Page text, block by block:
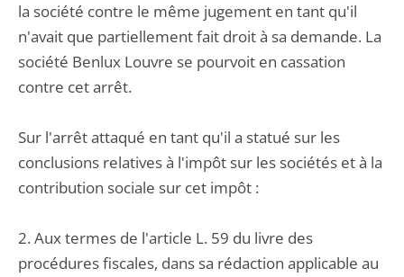
la société contre le même jugement en tant qu'il
n'avait que partiellement fait droit à sa demande. La
société Benlux Louvre se pourvoit en cassation
contre cet arrêt.
Sur l'arrêt attaqué en tant qu'il a statué sur les
conclusions relatives à l'impôt sur les sociétés et à la
contribution sociale sur cet impôt :
2. Aux termes de l'article L. 59 du livre des
procédures fiscales, dans sa rédaction applicable au